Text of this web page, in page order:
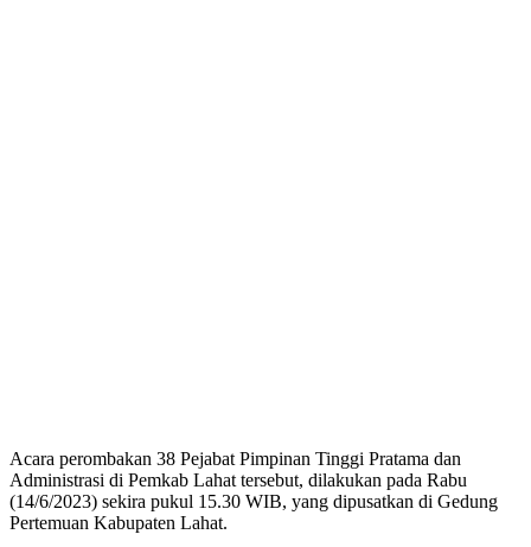
Acara perombakan 38 Pejabat Pimpinan Tinggi Pratama dan
Administrasi di Pemkab Lahat tersebut, dilakukan pada Rabu
(14/6/2023) sekira pukul 15.30 WIB, yang dipusatkan di Gedung
Pertemuan Kabupaten Lahat.